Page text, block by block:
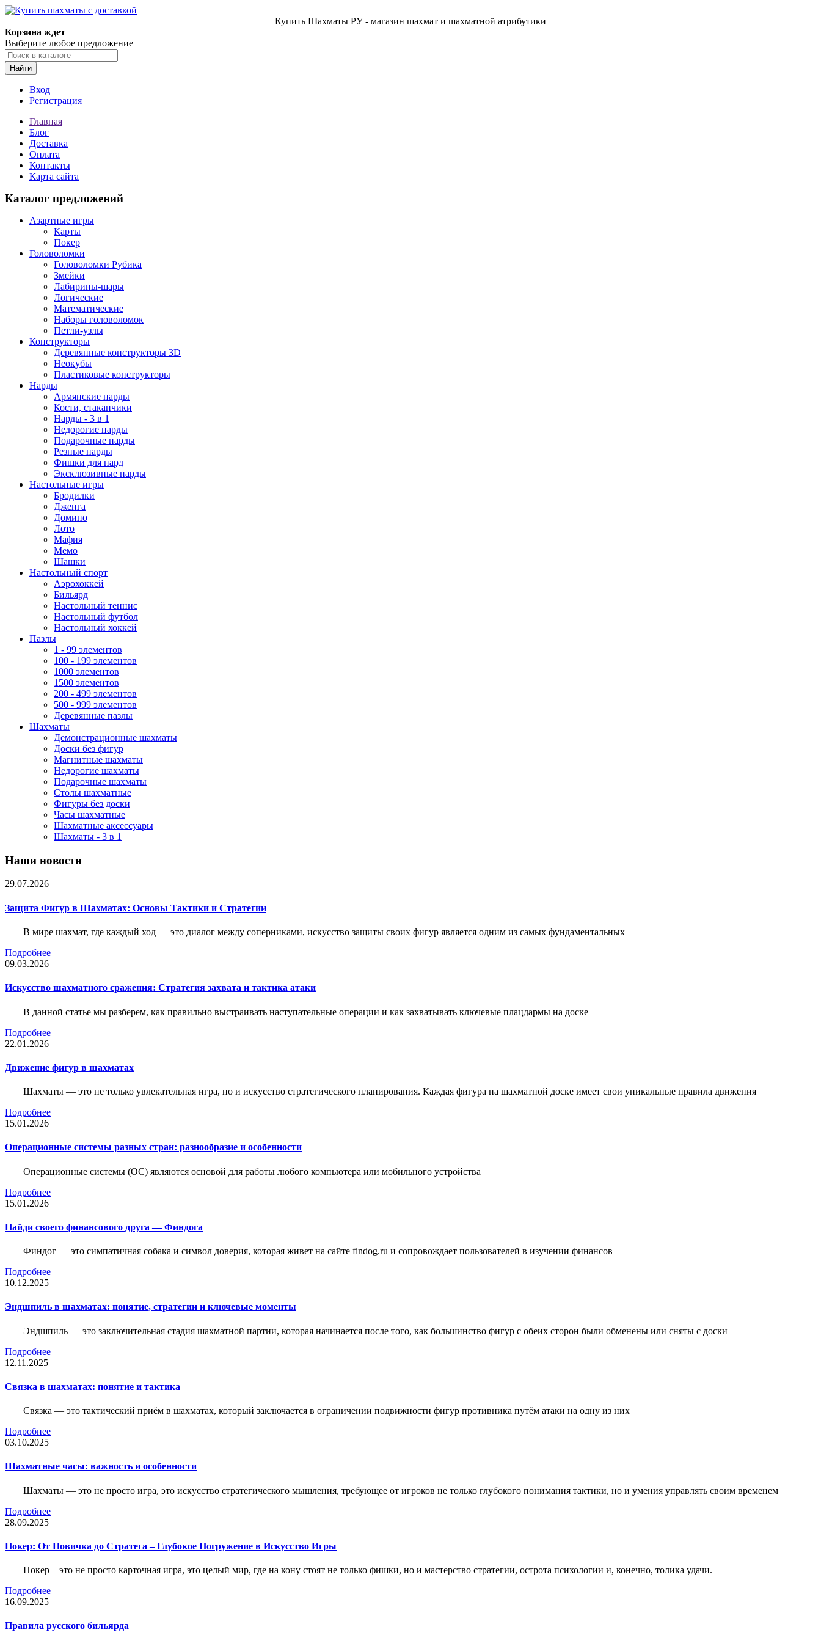
Купить Шахматы РУ - магазин шахмат и шахматной атрибутики
Корзина ждет
Выберите любое предложение
Найти
Вход
Регистрация
Главная
Блог
Доставка
Оплата
Контакты
Карта сайта
Каталог предложений
Азартные игры
Карты
Покер
Головоломки
Головоломки Рубика
Змейки
Лабирины-шары
Логические
Математические
Наборы головоломок
Петли-узлы
Конструкторы
Деревянные конструкторы 3D
Неокубы
Пластиковые конструкторы
Нарды
Армянские нарды
Кости, стаканчики
Нарды - 3 в 1
Недорогие нарды
Подарочные нарды
Резные нарды
Фишки для нард
Эксклюзивные нарды
Настольные игры
Бродилки
Дженга
Домино
Лото
Мафия
Мемо
Шашки
Настольный спорт
Аэрохоккей
Бильярд
Настольный теннис
Настольный футбол
Настольный хоккей
Пазлы
1 - 99 элементов
100 - 199 элементов
1000 элементов
1500 элементов
200 - 499 элементов
500 - 999 элементов
Деревянные пазлы
Шахматы
Демонстрационные шахматы
Доски без фигур
Магнитные шахматы
Недорогие шахматы
Подарочные шахматы
Столы шахматные
Фигуры без доски
Часы шахматные
Шахматные аксессуары
Шахматы - 3 в 1
Наши новости
29.07.2026
Защита Фигур в Шахматах: Основы Тактики и Стратегии
В мире шахмат, где каждый ход — это диалог между соперниками, искусство защиты своих фигур является одним из самых фундаментальных
Подробнее
09.03.2026
Искусство шахматного сражения: Стратегия захвата и тактика атаки
В данной статье мы разберем, как правильно выстраивать наступательные операции и как захватывать ключевые плацдармы на доске
Подробнее
22.01.2026
Движение фигур в шахматах
Шахматы — это не только увлекательная игра, но и искусство стратегического планирования. Каждая фигура на шахматной доске имеет свои уникальные правила движения
Подробнее
15.01.2026
Операционные системы разных стран: разнообразие и особенности
Операционные системы (ОС) являются основой для работы любого компьютера или мобильного устройства
Подробнее
15.01.2026
Найди своего финансового друга — Финдога
Финдог — это симпатичная собака и символ доверия, которая живет на сайте findog.ru и сопровождает пользователей в изучении финансов
Подробнее
10.12.2025
Эндшпиль в шахматах: понятие, стратегии и ключевые моменты
Эндшпиль — это заключительная стадия шахматной партии, которая начинается после того, как большинство фигур с обеих сторон были обменены или сняты с доски
Подробнее
12.11.2025
Связка в шахматах: понятие и тактика
Связка — это тактический приём в шахматах, который заключается в ограничении подвижности фигур противника путём атаки на одну из них
Подробнее
03.10.2025
Шахматные часы: важность и особенности
Шахматы — это не просто игра, это искусство стратегического мышления, требующее от игроков не только глубокого понимания тактики, но и умения управлять своим временем
Подробнее
28.09.2025
Покер: От Новичка до Стратега – Глубокое Погружение в Искусство Игры
Покер – это не просто карточная игра, это целый мир, где на кону стоят не только фишки, но и мастерство стратегии, острота психологии и, конечно, толика удачи.
Подробнее
16.09.2025
Правила русского бильярда